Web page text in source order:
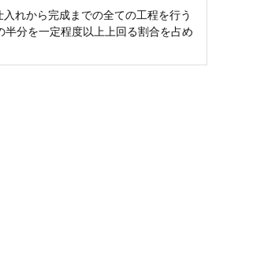
れから完成までの全ての工程を行う
半分を一定程度以上上回る割合を占め